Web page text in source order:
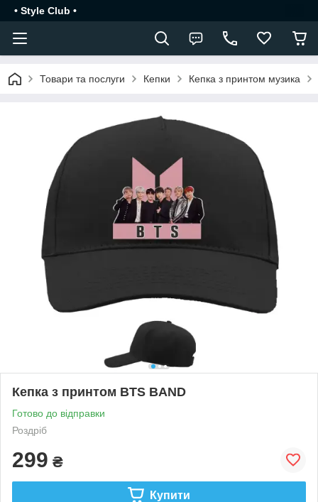
• Style Club •
Товари та послуги Кепки Кепка з принтом музика
Кепка з принтом BTS BAND
Готово до відправки
Роздріб
299 ₴
Купити